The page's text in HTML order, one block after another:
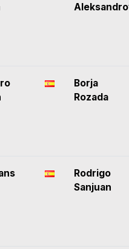
Borja
Rozada
Rodrigo
Sanjuan